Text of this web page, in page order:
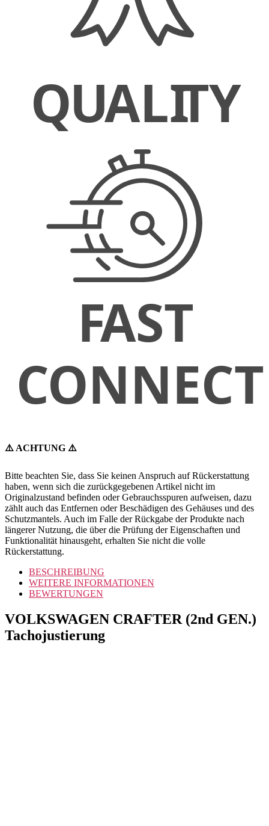
⚠️ ACHTUNG ⚠️
Bitte beachten Sie, dass Sie keinen Anspruch auf Rückerstattung
haben, wenn sich die zurückgegebenen Artikel nicht im
Originalzustand befinden oder Gebrauchsspuren aufweisen, dazu
zählt auch das Entfernen oder Beschädigen des Gehäuses und des
Schutzmantels. Auch im Falle der Rückgabe der Produkte nach
längerer Nutzung, die über die Prüfung der Eigenschaften und
Funktionalität hinausgeht, erhalten Sie nicht die volle
Rückerstattung.
BESCHREIBUNG
WEITERE INFORMATIONEN
BEWERTUNGEN
VOLKSWAGEN CRAFTER (2nd GEN.)
Tachojustierung